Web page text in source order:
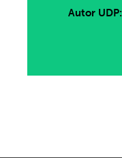
Autor UDP: